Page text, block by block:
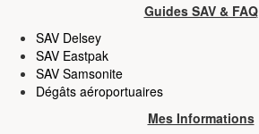
Guides SAV & FAQ
SAV Delsey
SAV Eastpak
SAV Samsonite
Dégâts aéroportuaires
Mes Informations